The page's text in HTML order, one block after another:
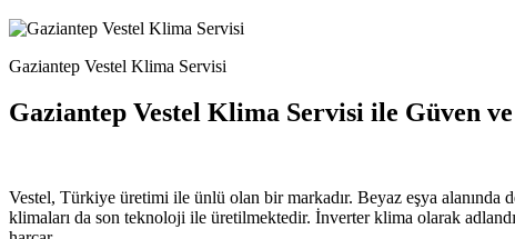
Gaziantep Vestel Klima Servisi
Gaziantep Vestel Klima Servisi ile Güven
Vestel, Türkiye üretimi ile ünlü olan bir markadır. Beyaz eşya
klimaları da son teknoloji ile üretilmektedir. İnverter klima olarak